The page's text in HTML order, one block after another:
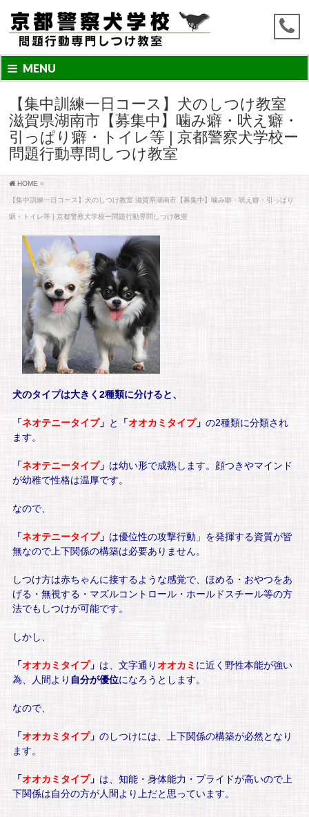
MENU
【集中訓練一日コース】犬のしつけ教室
滋賀県湖南市【募集中】噛み癖・吠え癖・
引っぱり癖・トイレ等 | 京都警察犬学校ー
問題行動専問しつけ教室
HOME »
【集中訓練一日コース】犬のしつけ教室 滋賀県湖南市【募集中】噛み癖・吠え癖・引っぱり
癖・トイレ等 | 京都警察犬学校ー問題行動専問しつけ教室
犬のタイプは大きく2種類に分けると、
「ネオテニータイプ」 と 「オオカミタイプ」の2種類に分類され
ます。
「ネオテニータイプ」 は幼い形で成熟します。顔つきやマインド
が幼稚で性格は温厚です。
なので、
「ネオテニータイプ」 は優位性の攻撃行動」を発揮する資質が皆
無なので上下関係の構築は必要ありません。
しつけ方は赤ちゃんに接するような感覚で、ほめる・おやつをあ
げる・無視する・マズルコントロール・ホールドスチール等の方
法でもしつけが可能です。
しかし、
「オオカミタイプ」 は、文字通りオオカミ に近く野性本能が強い
為、人間より 自分が優位になろうとします。
なので、
「オオカミタイプ」のしつけには、上下関係の構築が必然となり
ます。
「オオカミタイプ」 は、知能・身体能力・プライドが高いので上
下関係は自分の方が人間より上だと思っています。